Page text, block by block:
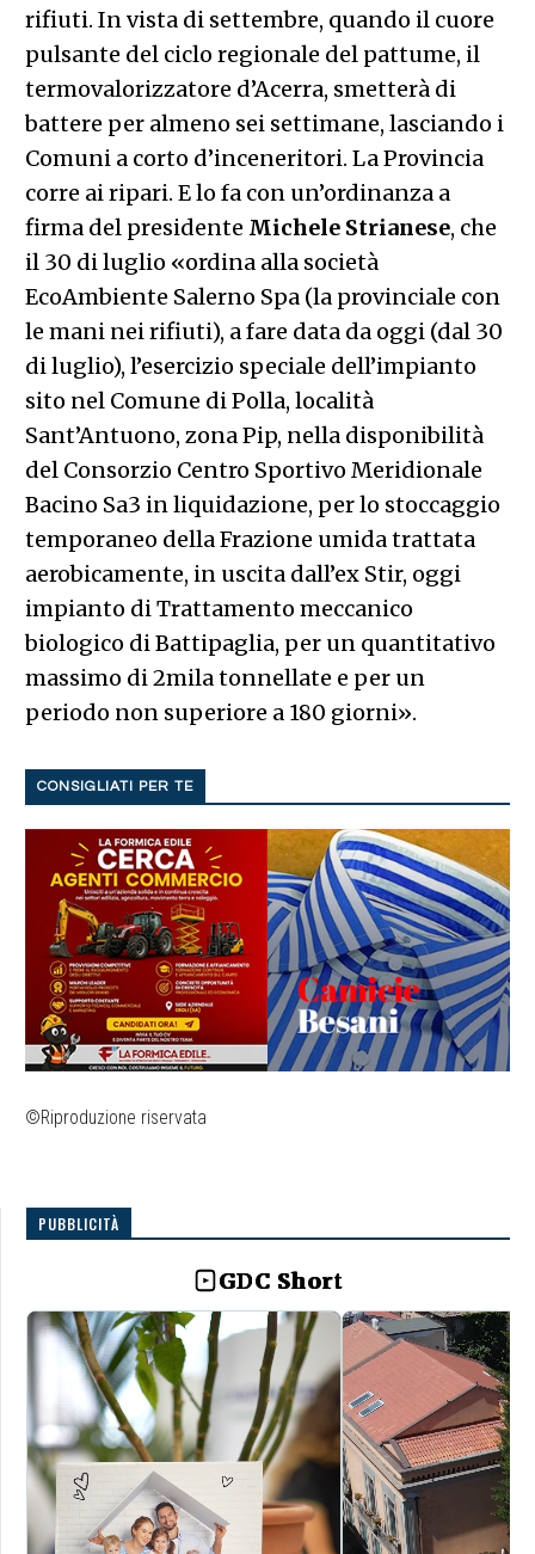
rifiuti. In vista di settembre, quando il cuore
pulsante del ciclo regionale del pattume, il
termovalorizzatore d’Acerra, smetterà di
battere per almeno sei settimane, lasciando i
Comuni a corto d’inceneritori. La Provincia
corre ai ripari. E lo fa con un’ordinanza a
firma del presidente Michele Strianese, che
il 30 di luglio «ordina alla società
EcoAmbiente Salerno Spa (la provinciale con
le mani nei rifiuti), a fare data da oggi (dal 30
di luglio), l’esercizio speciale dell’impianto
sito nel Comune di Polla, località
Sant’Antuono, zona Pip, nella disponibilità
del Consorzio Centro Sportivo Meridionale
Bacino Sa3 in liquidazione, per lo stoccaggio
temporaneo della Frazione umida trattata
aerobicamente, in uscita dall’ex Stir, oggi
impianto di Trattamento meccanico
biologico di Battipaglia, per un quantitativo
massimo di 2mila tonnellate e per un
periodo non superiore a 180 giorni».
CONSIGLIATI PER TE
©Riproduzione riservata
PUBBLICITÀ
GDC Short